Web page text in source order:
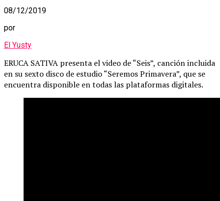
08/12/2019
por
El Yusty
ERUCA SATIVA presenta el video de “Seis”, canción incluida
en su sexto disco de estudio “Seremos Primavera”, que se
encuentra disponible en todas las plataformas digitales.